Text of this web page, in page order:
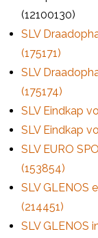
(12100130)
SLV
(175171)
SLV
(175174)
SLV Eindkap
SLV Eindkap
SLV EURO
(153854)
SLV GLENOS
(214451)
SLV GLENOS